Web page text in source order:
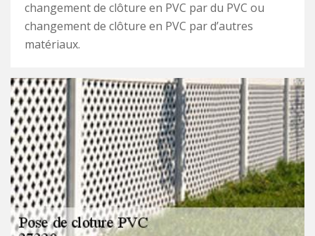
changement de clôture en PVC par du PVC ou
changement de clôture en PVC par d’autres
matériaux.